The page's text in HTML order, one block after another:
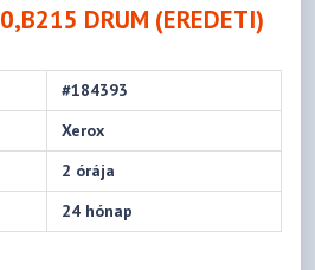
DRUM (EREDETI)
#184393
Xerox
2 órája
24 hónap